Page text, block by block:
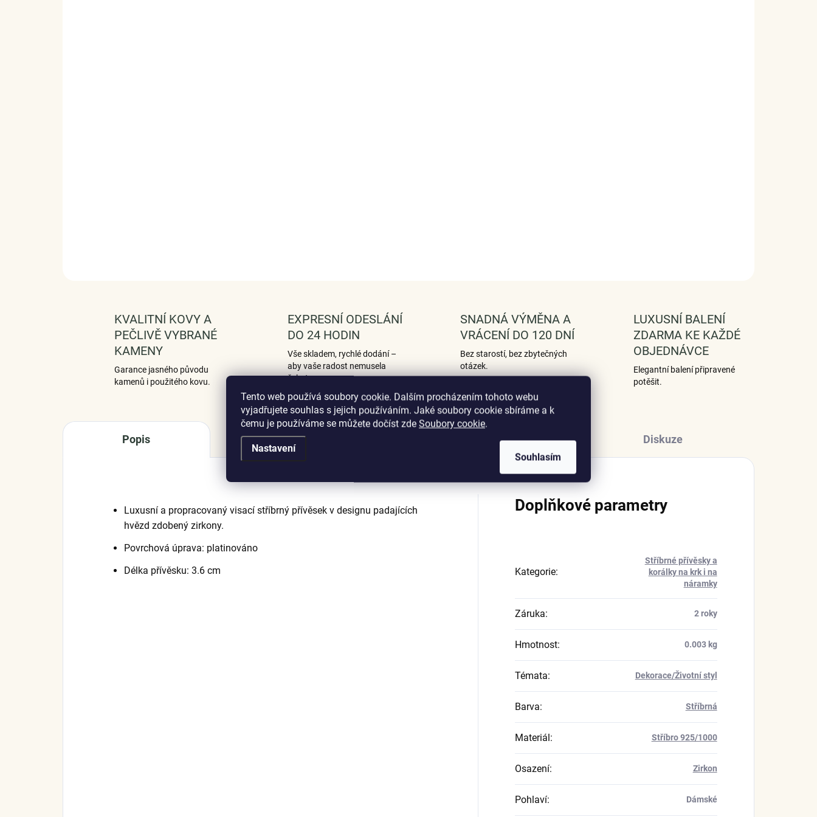
Tento web používá soubory cookie. Dalším procházením tohoto webu
vyjadřujete souhlas s jejich používáním. Jaké soubory cookie sbíráme a k
čemu je používáme se můžete dočíst zde Soubory cookie.
Nastavení
Souhlasím
KVALITNÍ KOVY A
PEČLIVĚ VYBRANÉ
KAMENY
Garance jasného původu
kamenů i použitého kovu.
EXPRESNÍ ODESLÁNÍ
DO 24 HODIN
Vše skladem, rychlé dodání –
aby vaše radost nemusela
čekat.
SNADNÁ VÝMĚNA A
VRÁCENÍ DO 120 DNÍ
Bez starostí, bez zbytečných
otázek.
LUXUSNÍ BALENÍ
ZDARMA KE KAŽDÉ
OBJEDNÁVCE
Elegantní balení připravené
potěšit.
Popis Podobné (12) Hodnocení (1) Diskuze
Luxusní a propracovaný visací stříbrný přívěsek v designu padajících
hvězd zdobený zirkony.
Povrchová úprava: platinováno
Délka přívěsku: 3.6 cm
Doplňkové parametry
Kategorie:
Stříbrné přívěsky a
korálky na krk i na
náramky
Záruka: 2 roky
Hmotnost: 0.003 kg
Témata: Dekorace/Životní styl
Barva: Stříbrná
Materiál : Stříbro 925/1000
Osazení: Zirkon
Pohlaví: Dámské